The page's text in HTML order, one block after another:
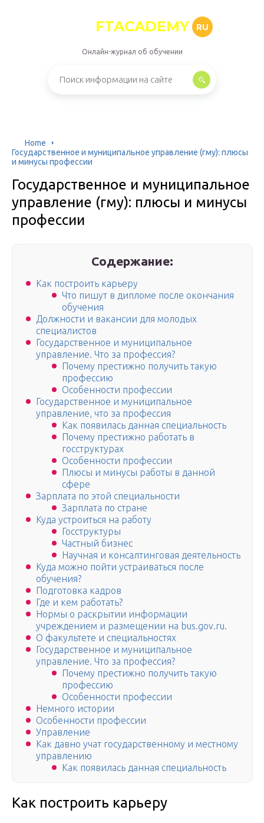
FTACADEMY RU
Онлайн-журнал об обучении
Home
Государственное и муниципальное управление (гму): плюсы
и минусы профессии
Государственное и муниципальное
управление (гму): плюсы и минусы
профессии
Содержание:
Как построить карьеру
Что пишут в дипломе после окончания
обучения
Должности и вакансии для молодых
специалистов
Государственное и муниципальное
управление. Что за профессия?
Почему престижно получить такую
профессию
Особенности профессии
Государственное и муниципальное
управление, что за профессия
Как появилась данная специальность
Почему престижно работать в
госструктурах
Особенности профессии
Плюсы и минусы работы в данной
сфере
Зарплата по этой специальности
Зарплата по стране
Куда устроиться на работу
Госструктуры
Частный бизнес
Научная и консалтинговая деятельность
Куда можно пойти устраиваться после
обучения?
Подготовка кадров
Где и кем работать?
Нормы о раскрытии информации
учреждением и размещении на bus.gov.ru.
О факультете и специальностях
Государственное и муниципальное
управление. Что за профессия?
Почему престижно получить такую
профессию
Особенности профессии
Немного истории
Особенности профессии
Управление
Как давно учат государственному и местному
управлению
Как появилась данная специальность
Как построить карьеру